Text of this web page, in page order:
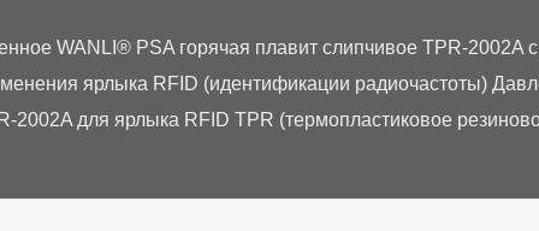
WANLI® PSA горячая плавит слипчивое TPR-2002A
ярлыка RFID (идентификации радиочастоты)